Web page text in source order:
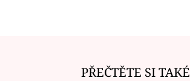
PŘEČTĚTE SI TAKÉ